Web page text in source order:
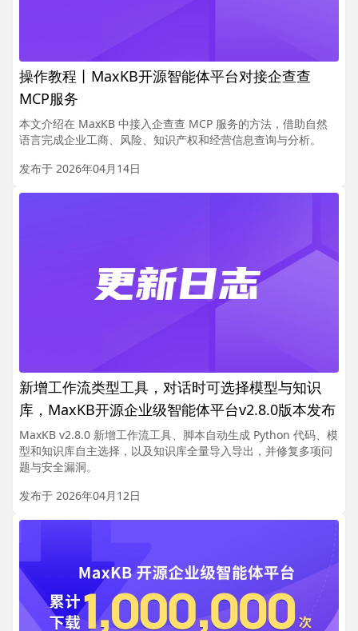
操作教程丨MaxKB开源智能体平台对接企查查
MCP服务
本文介绍在 MaxKB 中接入企查查 MCP 服务的方法，借助自然
语言完成企业工商、风险、知识产权和经营信息查询与分析。
发布于 2026年04月14日
新增工作流类型工具，对话时可选择模型与知识
库，MaxKB开源企业级智能体平台v2.8.0版本发布
MaxKB v2.8.0 新增工作流工具、脚本自动生成 Python 代码、模
型和知识库自主选择，以及知识库全量导入导出，并修复多项问
题与安全漏洞。
发布于 2026年04月12日